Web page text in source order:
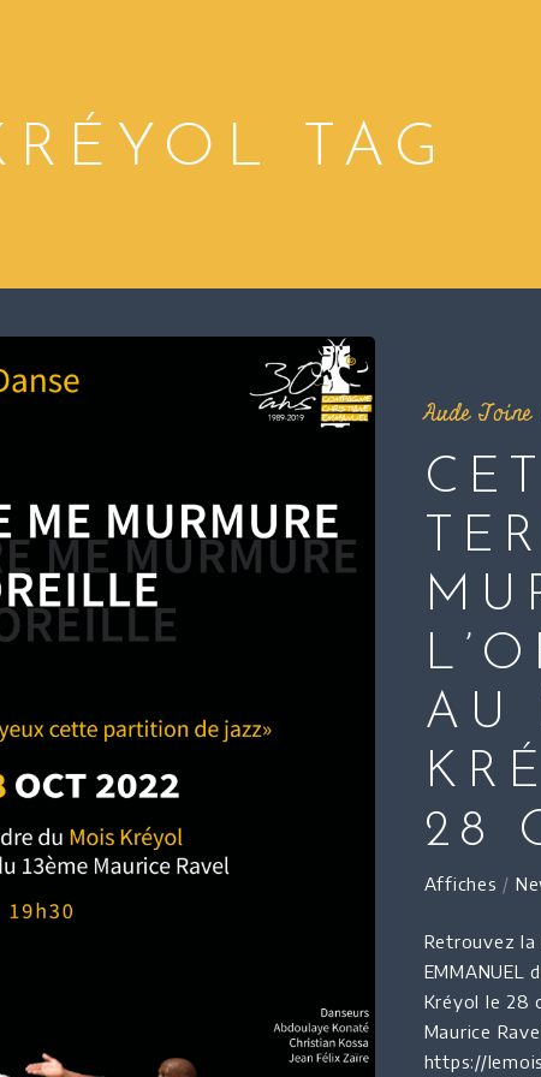
TAG
Aude Toine
AU
28
Affiches /
Retrouvez la
EMMANUEL
Kréyol le 28
Maurice
https://